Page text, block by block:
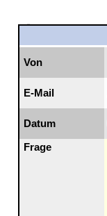
Von
E-Mail
Datum
Frage